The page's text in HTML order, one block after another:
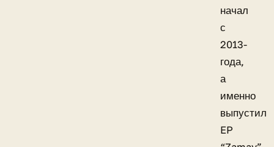
начал
с
2013-
года,
а
именно
выпустил
EP